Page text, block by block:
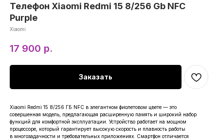
Телефон Xiaomi Redmi 15 8/256 Gb NFC
Purple
Xiaomi
17 900 р.
Заказать
Xiaomi Redmi 15 8/256 ГБ NFC в элегантном фиолетовом цвете — это
совершенная модель, предлагающая расширенную память и широкий набор
функций для комфортной эксплуатации. Устройство работает на мощном
процессоре, который гарантирует высокую скорость и плавность работы
в многозадачности и требовательных приложениях. Смартфон отличается